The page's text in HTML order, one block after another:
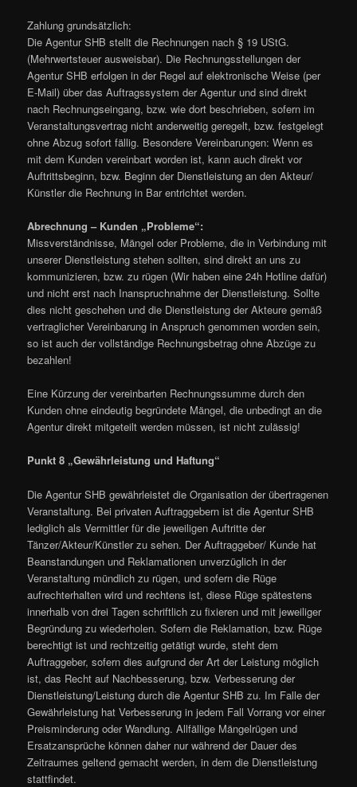
Zahlung grundsätzlich:
Die Agentur SHB stellt die Rechnungen nach § 19 UStG.
(Mehrwertsteuer ausweisbar). Die Rechnungsstellungen der
Agentur SHB erfolgen in der Regel auf elektronische Weise (per
E-Mail) über das Auftragssystem der Agentur und sind direkt
nach Rechnungseingang, bzw. wie dort beschrieben, sofern im
Veranstaltungsvertrag nicht anderweitig geregelt, bzw. festgelegt
ohne Abzug sofort fällig. Besondere Vereinbarungen: Wenn es
mit dem Kunden vereinbart worden ist, kann auch direkt vor
Auftrittsbeginn, bzw. Beginn der Dienstleistung an den Akteur/
Künstler die Rechnung in Bar entrichtet werden.
Abrechnung – Kunden „Probleme“:
Missverständnisse, Mängel oder Probleme, die in Verbindung mit
unserer Dienstleistung stehen sollten, sind direkt an uns zu
kommunizieren, bzw. zu rügen (Wir haben eine 24h Hotline dafür)
und nicht erst nach Inanspruchnahme der Dienstleistung. Sollte
dies nicht geschehen und die Dienstleistung der Akteure gemäß
vertraglicher Vereinbarung in Anspruch genommen worden sein,
so ist auch der vollständige Rechnungsbetrag ohne Abzüge zu
bezahlen!
Eine Kürzung der vereinbarten Rechnungssumme durch den
Kunden ohne eindeutig begründete Mängel, die unbedingt an die
Agentur direkt mitgeteilt werden müssen, ist nicht zulässig!
Punkt 8 „Gewährleistung und Haftung“
Die Agentur SHB gewährleistet die Organisation der übertragenen
Veranstaltung. Bei privaten Auftraggebern ist die Agentur SHB
lediglich als Vermittler für die jeweiligen Auftritte der
Tänzer/Akteur/Künstler zu sehen. Der Auftraggeber/ Kunde hat
Beanstandungen und Reklamationen unverzüglich in der
Veranstaltung mündlich zu rügen, und sofern die Rüge
aufrechterhalten wird und rechtens ist, diese Rüge spätestens
innerhalb von drei Tagen schriftlich zu fixieren und mit jeweiliger
Begründung zu wiederholen. Sofern die Reklamation, bzw. Rüge
berechtigt ist und rechtzeitig getätigt wurde, steht dem
Auftraggeber, sofern dies aufgrund der Art der Leistung möglich
ist, das Recht auf Nachbesserung, bzw. Verbesserung der
Dienstleistung/Leistung durch die Agentur SHB zu. Im Falle der
Gewährleistung hat Verbesserung in jedem Fall Vorrang vor einer
Preisminderung oder Wandlung. Allfällige Mängelrügen und
Ersatzansprüche können daher nur während der Dauer des
Zeitraumes geltend gemacht werden, in dem die Dienstleistung
stattfindet.